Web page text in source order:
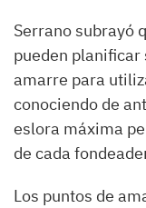
Serrano subrayó
pueden planificar
amarre para
conociendo de
eslora máxima
de cada
Los puntos de